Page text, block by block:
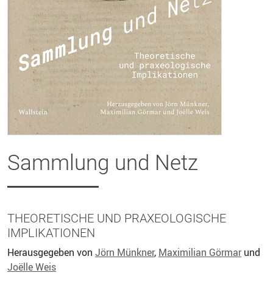
Sammlung und Netz
THEORETISCHE UND PRAXEOLOGISCHE
IMPLIKATIONEN
Herausgegeben von Jörn Münkner, Maximilian Görmarund
Joëlle Weis